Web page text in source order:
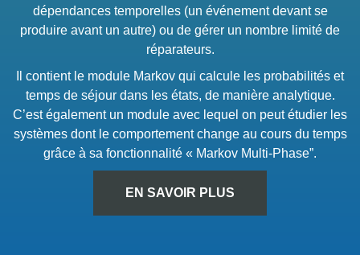
dépendances temporelles (un événement devant se
produire avant un autre) ou de gérer un nombre limité de
réparateurs.
Il contient le module Markov qui calcule les probabilités et
temps de séjour dans les états, de manière analytique.
C’est également un module avec lequel on peut étudier les
systèmes dont le comportement change au cours du temps
grâce à sa fonctionnalité « Markov Multi-Phase”.
EN SAVOIR PLUS